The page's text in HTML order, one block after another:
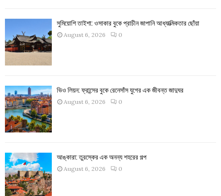
সুমিয়োশি তাইশা: ওসাকার বুকে প্রাচীন জাপানি আধ্যাত্মিকতার ছোঁয়া
August 6, 2026 0
ভিও লিয়ন: ফ্রান্সের বুকে রেনেসাঁস যুগের এক জীবন্ত জাদুঘর
August 6, 2026 0
আঙ্কারা: তুরস্কের এক অনন্য শহরের গল্প
August 6, 2026 0